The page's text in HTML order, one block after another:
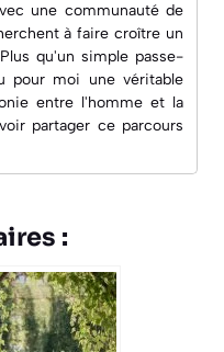
une communauté de
à faire croître un
qu'un simple passe-
pour moi une véritable
entre l'homme et la
partager ce parcours
: